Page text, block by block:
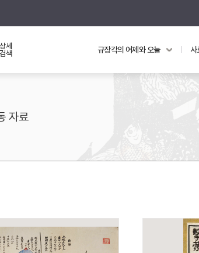
교과 연동 자료 의궤와 지리
상세
검색
규장각의 어제와 오늘 사
자료